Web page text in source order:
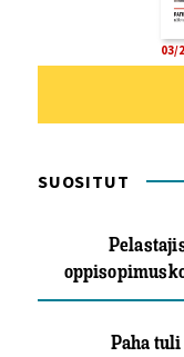
03/
SUOSITUT
Paha